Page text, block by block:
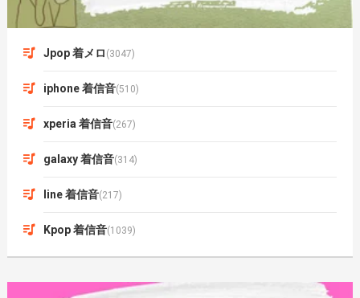
Jpop 着メロ (3047)
iphone 着信音(510)
xperia 着信音(267)
galaxy 着信音(314)
line 着信音(217)
Kpop 着信音(1039)